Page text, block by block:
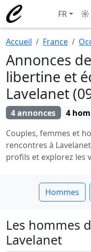
FR
Accueil France
Annonces
libertine et
Lavelanet
4 annonces
4
Couples, femmes et
rencontres à
profils et explorez les
Hommes
Les hommes
Lavelanet